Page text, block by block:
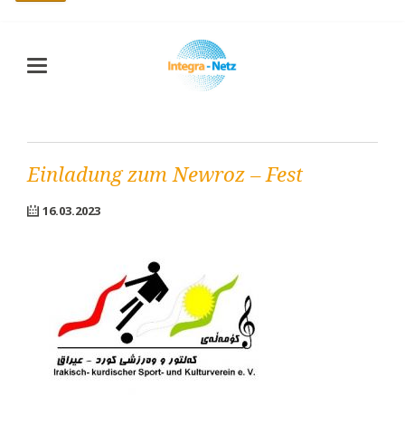
Einladung zum Newroz – Fest
16.03.2023